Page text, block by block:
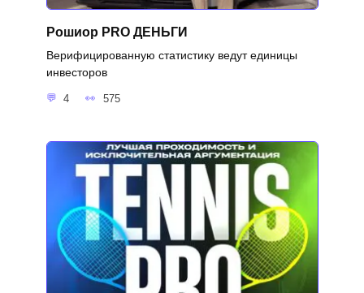
Рошиор PRO ДЕНЬГИ
Верифицированную статистику ведут единицы
инвесторов
4 575